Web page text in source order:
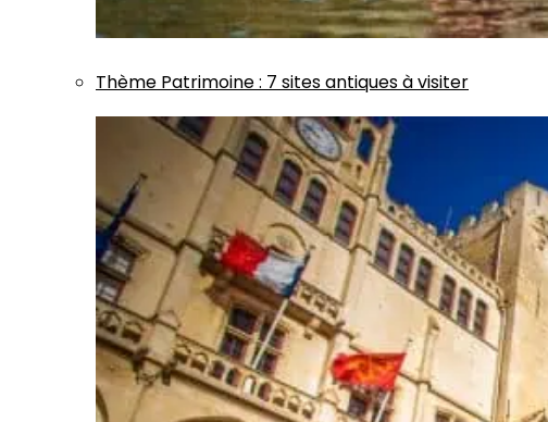
Thème Patrimoine: 7 sites antiques à visiter